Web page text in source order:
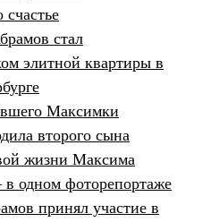
стал
элитной квартиры в
Максимки
второго сына
жизни Максима
одном фоторепортаже
принял участие в